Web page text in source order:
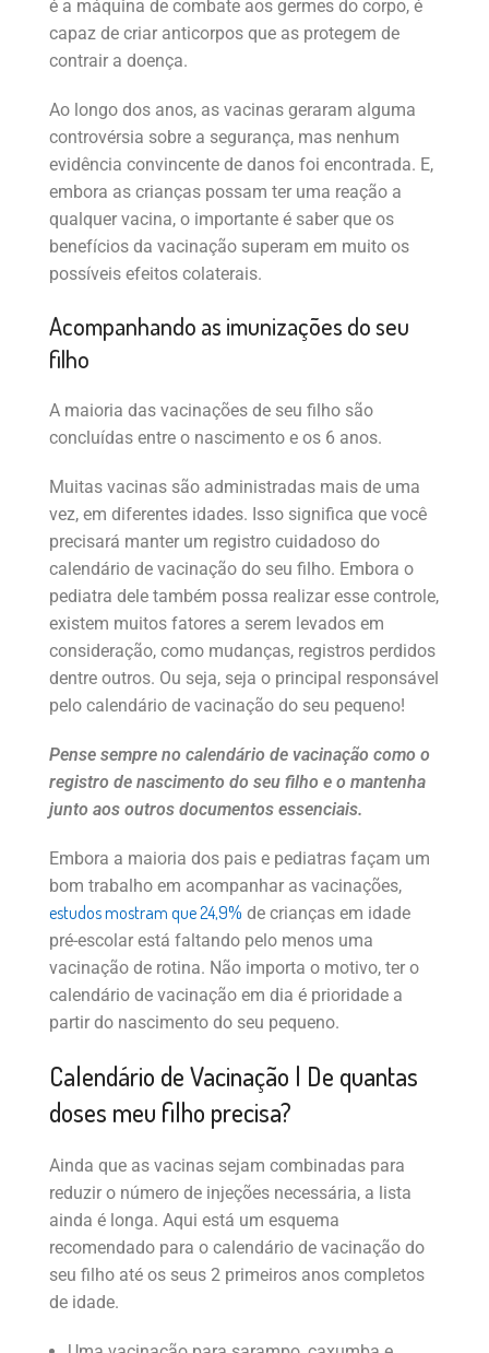
é a máquina de combate aos germes do corpo, é
capaz de criar anticorpos que as protegem de
contrair a doença.
Ao longo dos anos, as vacinas geraram alguma
controvérsia sobre a segurança, mas nenhum
evidência convincente de danos foi encontrada. E,
embora as crianças possam ter uma reação a
qualquer vacina, o importante é saber que os
benefícios da vacinação superam em muito os
possíveis efeitos colaterais.
Acompanhando as imunizações do seu
filho
A maioria das vacinações de seu filho são
concluídas entre o nascimento e os 6 anos.
Muitas vacinas são administradas mais de uma
vez, em diferentes idades. Isso significa que você
precisará manter um registro cuidadoso do
calendário de vacinação do seu filho. Embora o
pediatra dele também possa realizar esse controle,
existem muitos fatores a serem levados em
consideração, como mudanças, registros perdidos
dentre outros. Ou seja, seja o principal responsável
pelo calendário de vacinação do seu pequeno!
Pense sempre no calendário de vacinação como o
registro de nascimento do seu filho e o mantenha
junto aos outros documentos essenciais.
Embora a maioria dos pais e pediatras façam um
bom trabalho em acompanhar as vacinações,
estudos mostram que 24,9% de crianças em idade
pré-escolar está faltando pelo menos uma
vacinação de rotina. Não importa o motivo, ter o
calendário de vacinação em dia é prioridade a
partir do nascimento do seu pequeno.
Calendário de Vacinação | De quantas
doses meu filho precisa?
Ainda que as vacinas sejam combinadas para
reduzir o número de injeções necessária, a lista
ainda é longa. Aqui está um esquema
recomendado para o calendário de vacinação do
seu filho até os seus 2 primeiros anos completos
de idade.